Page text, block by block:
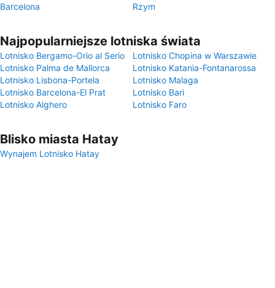
Barcelona
Rzym
Najpopularniejsze lotniska świata
Lotnisko Bergamo-Orio al Serio
Lotnisko Chopina w Warszawie
Lotnisko Palma de Mallorca
Lotnisko Katania-Fontanarossa
Lotnisko Lisbona-Portela
Lotnisko Malaga
Lotnisko Barcelona-El Prat
Lotnisko Bari
Lotnisko Alghero
Lotnisko Faro
Blisko miasta Hatay
Wynajem Lotnisko Hatay